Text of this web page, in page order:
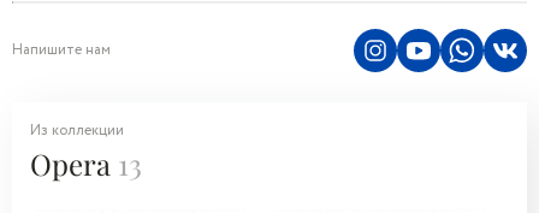
Напишите нам
Из коллекции
Opera 13